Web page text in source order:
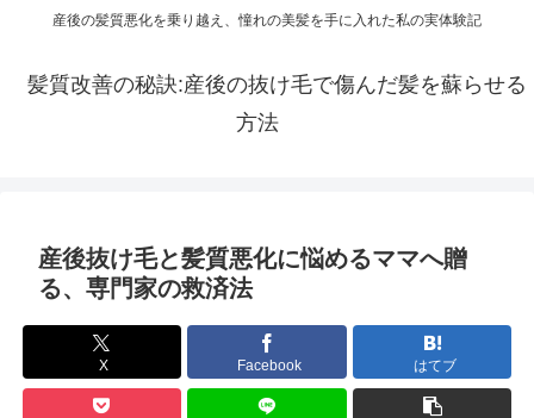
産後の髪質悪化を乗り越え、憧れの美髪を手に入れた私の実体験記
髪質改善の秘訣:産後の抜け毛で傷んだ髪を蘇らせる
方法
産後抜け毛と髪質悪化に悩めるママへ贈
る、専門家の救済法
X Facebook はてブ